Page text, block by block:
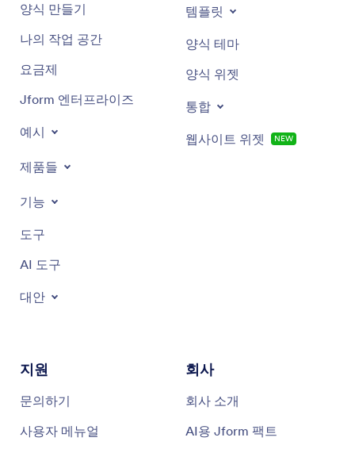
양식 만들기
나의 작업 공간
요금제
Jform 엔터프라이즈
예시
제품들
기능
도구
AI 도구
대안
템플릿
양식 테마
양식 위젯
통합
웹사이트 위젯 NEW
지원
문의하기
사용자 메뉴얼
회사
회사 소개
AI용 Jform 팩트